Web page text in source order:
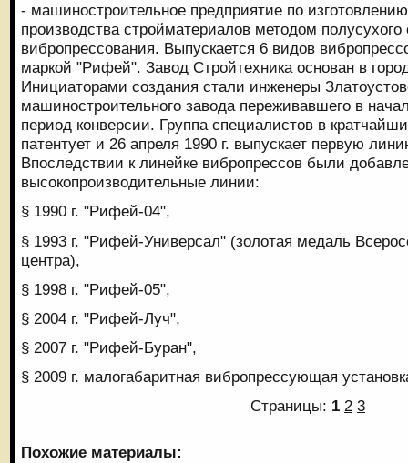
- машиностроительное предприятие по
производства стройматериалов методом полусухого
вибропрессования. Выпускается 6 видов
маркой "Рифей". Завод Стройтехника основан в
Инициаторами создания стали инженеры
машиностроительного завода переживавшего в
период конверсии. Группа специалистов в
патентует и 26 апреля 1990 г. выпускает первую
Впоследствии к линейке вибропрессов были
высокопроизводительные линии:
§ 1990 г. "Рифей-04",
§ 1993 г. "Рифей-Универсал" (золотая медаль
центра),
§ 1998 г. "Рифей-05",
§ 2004 г. "Рифей-Луч",
§ 2007 г. "Рифей-Буран",
§ 2009 г. малогабаритная вибропрессующая
Страницы: 1 2 3
Похожие материалы: